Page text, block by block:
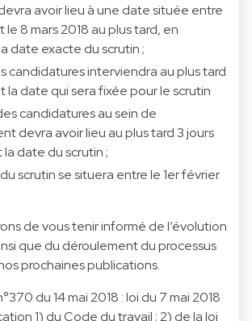
avoir lieu à une date située entre
le 8 mars 2018 au plus tard, en
date exacte du scrutin ;
candidatures interviendra au plus tard
la date qui sera fixée pour le scrutin
candidatures au sein de
devra avoir lieu au plus tard 3 jours
la date du scrutin ;
scrutin se situera entre le 1er février
de vous tenir informé de l’évolution
que du déroulement du processus
prochaines publications.
du 14 mai 2018 : loi du 7 mai 2018
1) du Code du travail ; 2) de la loi